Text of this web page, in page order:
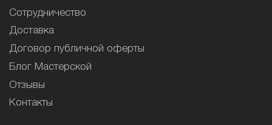
Сотрудничество
Доставка
Договор публичной оферты
Блог Мастерской
Отзывы
Контакты